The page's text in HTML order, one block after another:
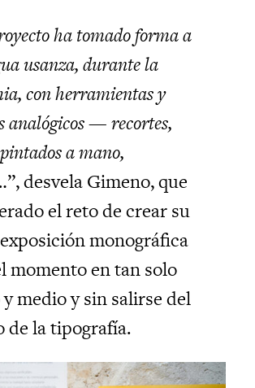
ha tomado forma a
usanza, durante la
con herramientas y
analógicos — recortes,
a mano,
”, desvela Gimeno, que
el reto de crear su
monográfica
momento en tan solo
medio y sin salirse del
de la tipografía.